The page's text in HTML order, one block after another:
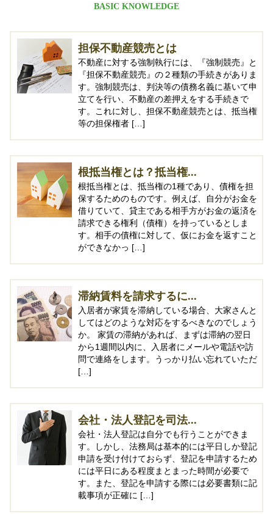
BASIC KNOWLEDGE
担保不動産競売とは
不動産に対する強制執行には、『強制競売』と
『担保不動産競売』の２種類の手続きがありま
す。強制競売は、判決等の債務名義に基いて申
立てを行い、不動産の差押えをする手続きで
す。これに対し、担保不動産競売とは、抵当権
等の担保権者 […]
根抵当権とは？抵当権...
根抵当権とは、抵当権の1種であり、債権を担
保するためのものです。例えば、自分がお金を
借りていて、貸主である相手方がお金の返済を
請求できる権利（債権）を持っているとしま
す。相手の債権に対して、仮にお金を返すこと
ができなかっ […]
滞納賃料を請求するに...
入居者が家賃を滞納している場合、大家さんと
してはどのような対応をするべきなのでしょう
か。 家賃の滞納があれば、まずは滞納の翌日
から1週間以内に、入居者にメールや電話や訪
問で連絡をします。うっかり払い忘れていただ
[…]
会社・法人登記を司法...
会社・法人登記は自分でも行うことができま
す。しかし、法務局は基本的には平日しか登記
申請を受け付けておらず、登記を申請するため
には平日にある程度まとまった時間が必要で
す。また、登記を申請する際には必要書類に記
載事項が正確に […]